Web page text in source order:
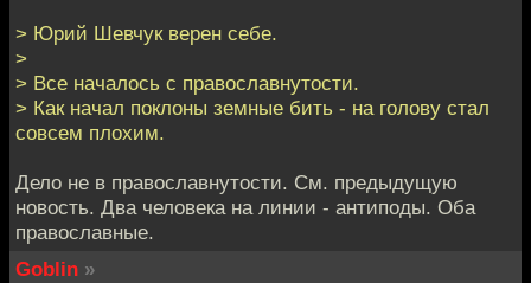
> Юрий Шевчук верен себе.
>
> Все началось с православнутости.
> Как начал поклоны земные бить - на голову стал
совсем плохим.
Дело не в православнутости. См. предыдущую
новость. Два человека на линии - антиподы. Оба
православные.
Goblin »